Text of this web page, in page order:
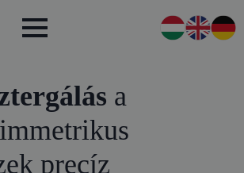
a
precíz